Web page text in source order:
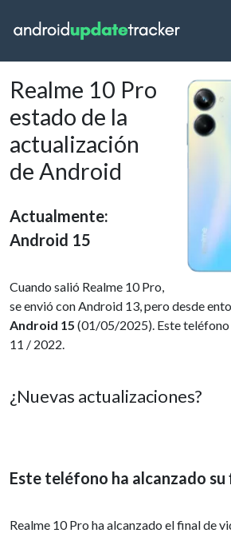
Realme 10 Pro
estado de la
actualización
de Android
Actualmente:
Android 15
Cuando salió Realme 10 Pro,
se envió con Android 13, pero desde
Android 15 (01/05/2025). Este
11 / 2022.
¿Nuevas actualizaciones?
Este teléfono ha alcanzado su
Realme 10 Pro ha alcanzado el final de